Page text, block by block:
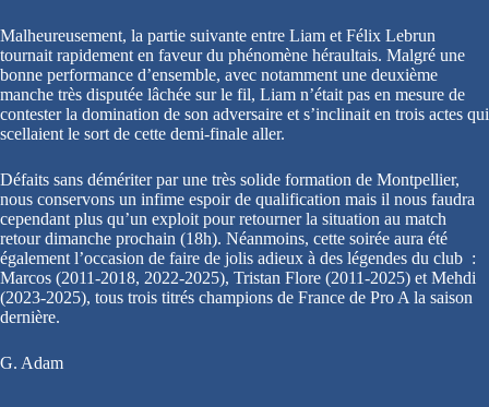
Malheureusement, la partie suivante entre Liam et Félix Lebrun
tournait rapidement en faveur du phénomène héraultais. Malgré une
bonne performance d’ensemble, avec notamment une deuxième
manche très disputée lâchée sur le fil, Liam n’était pas en mesure de
contester la domination de son adversaire et s’inclinait en trois actes qui
scellaient le sort de cette demi-finale aller.
Défaits sans démériter par une très solide formation de Montpellier,
nous conservons un infime espoir de qualification mais il nous faudra
cependant plus qu’un exploit pour retourner la situation au match
retour dimanche prochain (18h). Néanmoins, cette soirée aura été
également l’occasion de faire de jolis adieux à des légendes du club :
Marcos (2011-2018, 2022-2025), Tristan Flore (2011-2025) et Mehdi
(2023-2025), tous trois titrés champions de France de Pro A la saison
dernière.
G. Adam